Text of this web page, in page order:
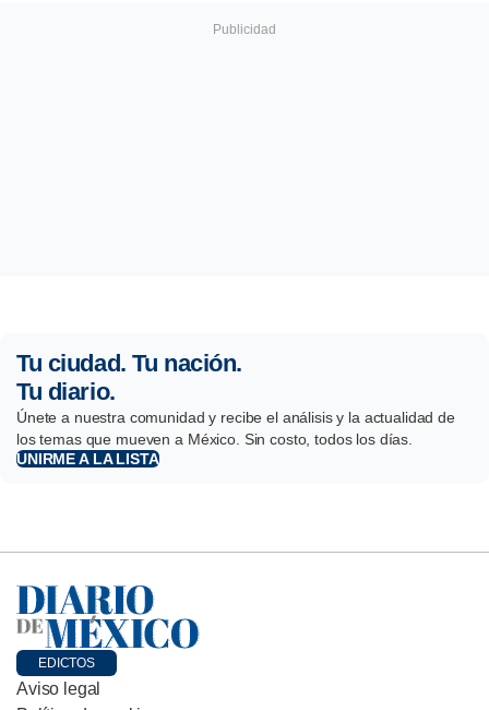
Tu ciudad. Tu nación.
Tu diario.
Únete a nuestra comunidad y recibe el análisis y la actualidad de
los temas que mueven a México. Sin costo, todos los días.
UNIRME A LA LISTA
EDICTOS
Aviso legal